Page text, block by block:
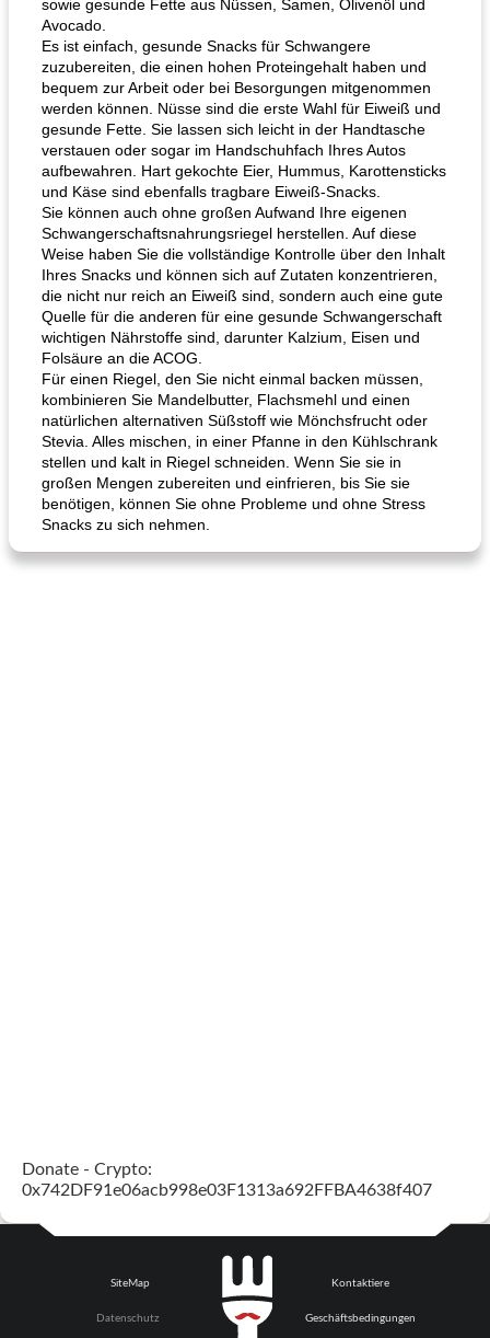
Karamell-Brownie-Kuchen Cilantro-Curry-Hühnersalat
sowie gesunde Fette aus Nüssen, Samen, Olivenöl und
Avocado.
Es ist einfach, gesunde Snacks für Schwangere
zuzubereiten, die einen hohen Proteingehalt haben und
bequem zur Arbeit oder bei Besorgungen mitgenommen
werden können. Nüsse sind die erste Wahl für Eiweiß und
gesunde Fette. Sie lassen sich leicht in der Handtasche
verstauen oder sogar im Handschuhfach Ihres Autos
aufbewahren. Hart gekochte Eier, Hummus, Karottensticks
und Käse sind ebenfalls tragbare Eiweiß-Snacks.
Sie können auch ohne großen Aufwand Ihre eigenen
Schwangerschaftsnahrungsriegel herstellen. Auf diese
Weise haben Sie die vollständige Kontrolle über den Inhalt
Ihres Snacks und können sich auf Zutaten konzentrieren,
die nicht nur reich an Eiweiß sind, sondern auch eine gute
Quelle für die anderen für eine gesunde Schwangerschaft
wichtigen Nährstoffe sind, darunter Kalzium, Eisen und
Folsäure an die ACOG.
Für einen Riegel, den Sie nicht einmal backen müssen,
kombinieren Sie Mandelbutter, Flachsmehl und einen
natürlichen alternativen Süßstoff wie Mönchsfrucht oder
Stevia. Alles mischen, in einer Pfanne in den Kühlschrank
stellen und kalt in Riegel schneiden. Wenn Sie sie in
großen Mengen zubereiten und einfrieren, bis Sie sie
benötigen, können Sie ohne Probleme und ohne Stress
Snacks zu sich nehmen.
Donate - Crypto:
0x742DF91e06acb998e03F1313a692FFBA4638f407
SiteMap
Datenschutz
Kontaktiere
Geschäftsbedingungen